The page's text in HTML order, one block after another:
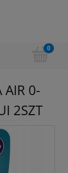
AIR 0-
2SZT